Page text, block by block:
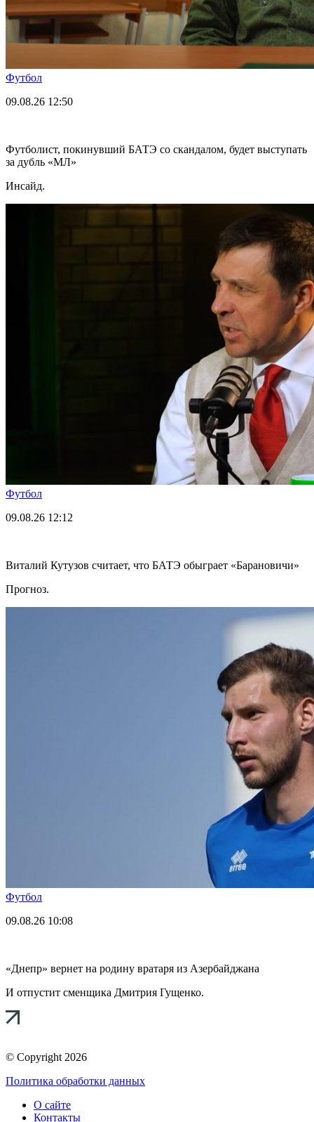
Футбол
09.08.26 12:50
Футболист, покинувший БАТЭ со скандалом, будет выступать
за дубль «МЛ»
Инсайд.
Футбол
09.08.26 12:12
Виталий Кутузов считает, что БАТЭ обыграет «Барановичи»
Прогноз.
Футбол
09.08.26 10:08
«Днепр» вернет на родину вратаря из Азербайджана
И отпустит сменщика Дмитрия Гущенко.
© Copyright 2026
Политика обработки данных
О сайте
Контакты